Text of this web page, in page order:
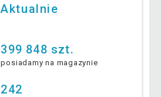
Aktualnie
399 848 szt.
posiadamy na magazynie
242